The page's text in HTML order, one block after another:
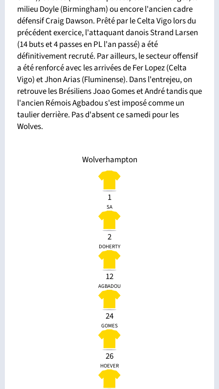
milieu Doyle (Birmingham) ou encore l'ancien cadre
défensif Craig Dawson. Prêté par le Celta Vigo lors du
précédent exercice, l'attaquant danois Strand Larsen
(14 buts et 4 passes en PL l'an passé) a été
définitivement recruté. Par ailleurs, le secteur offensif
a été renforcé avec les arrivées de Fer Lopez (Celta
Vigo) et Jhon Arias (Fluminense). Dans l'entrejeu, on
retrouve les Brésiliens Joao Gomes et André tandis que
l'ancien Rémois Agbadou s'est imposé comme un
taulier derrière. Pas d'absent ce samedi pour les
Wolves.
Wolverhampton
1
SA
2
DOHERTY
12
AGBADOU
24
GOMES
26
HOEVER